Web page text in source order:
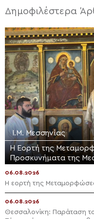
Δημοφιλέστερα
Ι.Μ. Μεσσηνίας
Η Εορτή της
Προσκυνήματα της
06.08.2026
Η εορτή της
06.08.2026
Θεσσαλονίκη: Παράταση